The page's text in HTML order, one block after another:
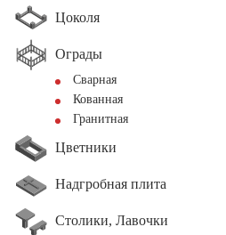
Цоколя
Ограды
Сварная
Кованная
Гранитная
Цветники
Надгробная плита
Столики, Лавочки